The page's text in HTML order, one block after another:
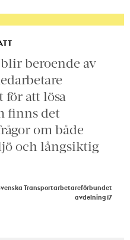
beroende av
för att lösa
finns det
om både
och långsiktig
Transportarbetareförbundet
avdelning 17